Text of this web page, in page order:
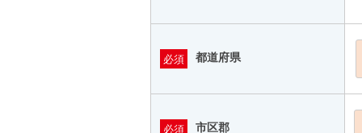
都道府県
必須
市区郡
必須